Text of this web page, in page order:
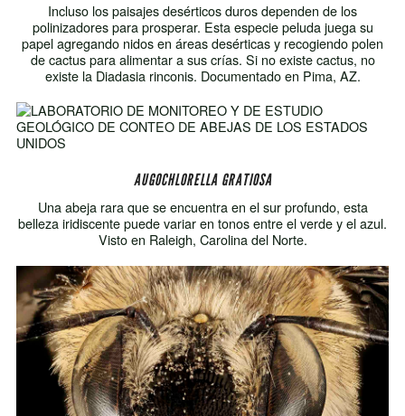
Incluso los paisajes desérticos duros dependen de los
polinizadores para prosperar. Esta especie peluda juega su
papel agregando nidos en áreas desérticas y recogiendo polen
de cactus para alimentar a sus crías. Si no existe cactus, no
existe la Diadasia rinconis. Documentado en Pima, AZ.
AUGOCHLORELLA GRATIOSA
Una abeja rara que se encuentra en el sur profundo, esta
belleza iridiscente puede variar en tonos entre el verde y el azul.
Visto en Raleigh, Carolina del Norte.